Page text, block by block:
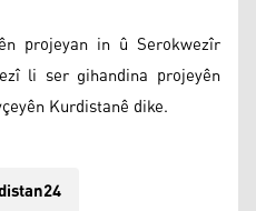
projeyan in û Serokwezîr
li ser gihandina projeyên
Kurdistanê dike.